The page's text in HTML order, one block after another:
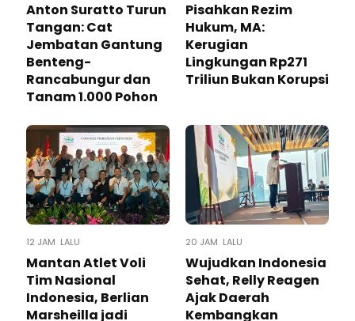
Anton Suratto Turun
Tangan: Cat
Jembatan Gantung
Benteng-
Rancabungur dan
Tanam 1.000 Pohon
Pisahkan Rezim
Hukum, MA:
Kerugian
Lingkungan Rp271
Triliun Bukan Korupsi
12 JAM LALU
Mantan Atlet Voli
Tim Nasional
Indonesia, Berlian
Marsheilla jadi
20 JAM LALU
Wujudkan Indonesia
Sehat, Relly Reagen
Ajak Daerah
Kembangkan